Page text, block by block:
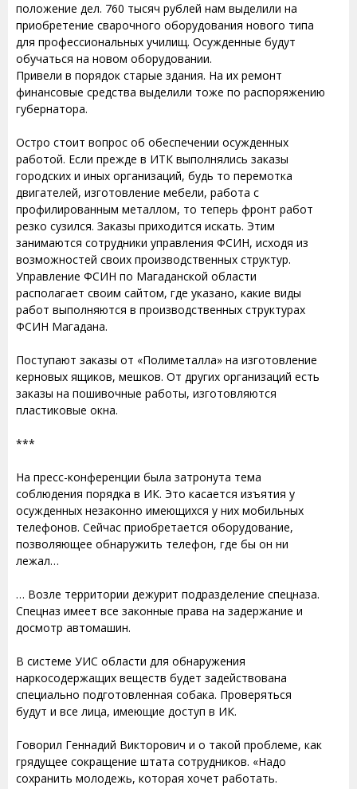
положение дел. 760 тысяч рублей нам выделили на
приобретение сварочного оборудования нового типа
для профессиональных училищ. Осужденные будут
обучаться на новом оборудовании.
Привели в порядок старые здания. На их ремонт
финансовые средства выделили тоже по распоряжению
губернатора.
Остро стоит вопрос об обеспечении осужденных
работой. Если прежде в ИТК выполнялись заказы
городских и иных организаций, будь то перемотка
двигателей, изготовление мебели, работа с
профилированным металлом, то теперь фронт работ
резко сузился. Заказы приходится искать. Этим
занимаются сотрудники управления ФСИН, исходя из
возможностей своих производственных структур.
Управление ФСИН по Магаданской области
располагает своим сайтом, где указано, какие виды
работ выполняются в производственных структурах
ФСИН Магадана.
Поступают заказы от «Полиметалла» на изготовление
керновых ящиков, мешков. От других организаций есть
заказы на пошивочные работы, изготовляются
пластиковые окна.
***
На пресс-конференции была затронута тема
соблюдения порядка в ИК. Это касается изъятия у
осужденных незаконно имеющихся у них мобильных
телефонов. Сейчас приобретается оборудование,
позволяющее обнаружить телефон, где бы он ни
лежал…
… Возле территории дежурит подразделение спецназа.
Спецназ имеет все законные права на задержание и
досмотр автомашин.
В системе УИС области для обнаружения
наркосодержащих веществ будет задействована
специально подготовленная собака. Проверяться
будут и все лица, имеющие доступ в ИК.
Говорил Геннадий Викторович и о такой проблеме, как
грядущее сокращение штата сотрудников. «Надо
сохранить молодежь, которая хочет работать.